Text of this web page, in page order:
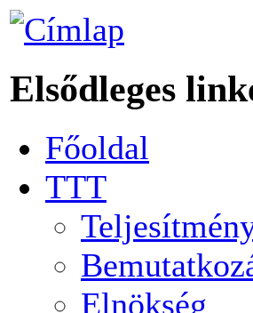
Elsődleges
Főoldal
TTT
Elnökség